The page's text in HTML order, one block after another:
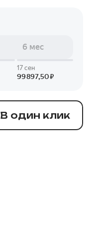
В один клик